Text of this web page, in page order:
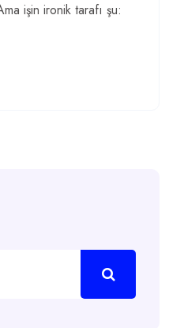
işin ironik tarafı şu: